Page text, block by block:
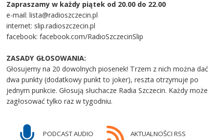
Zapraszamy w każdy piątek od 20.00 do 22.00
e-mail: lista@radioszczecin.pl
internet: slip.radioszczecin.pl
facebook: facebook.com/RadioSzczecinSlip
ZASADY GŁOSOWANIA:
Głosujemy na 20 dowolnych piosenek! Trzem z nich można dać
dwa punkty (dodatkowy punkt to joker), reszta otrzymuje po
jednym punkcie. Głosują słuchacze Radia Szczecin. Każdy może
zagłosować tylko raz w tygodniu.
PODCAST AUDIO AKTUALNOŚCI RSS